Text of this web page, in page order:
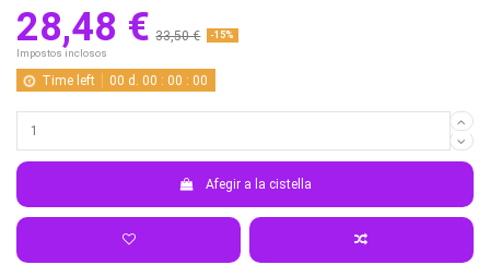
28,48 € 33,50 € -15%
Impostos inclosos
Time left 00 d. 00 :00 :00
Afegir a la cistella